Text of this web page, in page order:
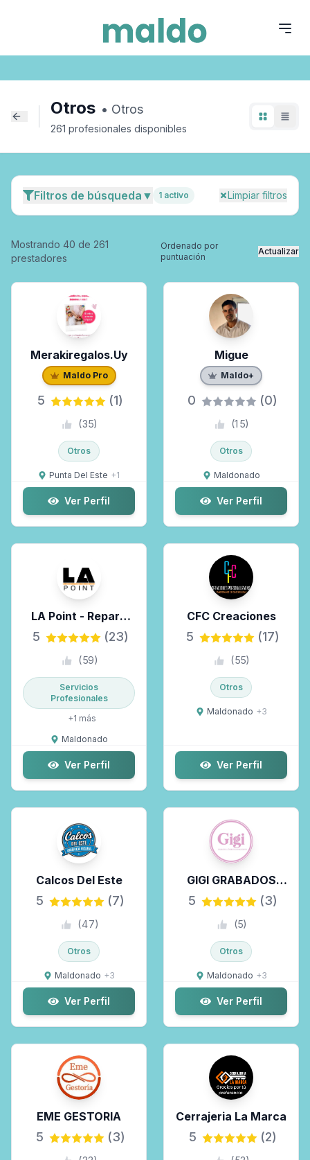
Otros • Otros
261 profesionales disponibles
Filtros de búsqueda ▼ 1 activo Limpiar filtros
Especialidad
Zonas de trabajo
Selecciona las zonas...
Solo Maldo Premium
Mostrando 40 de 261
prestadores
Ordenado por
puntuación
Actualizar
Merakiregalos.uy
Maldo Pro
5 (1)
(35)
Otros
Punta Del Este +1
Ver Perfil
Migue
Maldo+
0 (0)
(15)
Otros
Maldonado
Ver Perfil
LA Point - Repara
Tu Celu
5 (23)
(59)
Servicios
Profesionales
+1 más
Maldonado
Ver Perfil
CFC Creaciones
5 (17)
(55)
Otros
Maldonado +3
Ver Perfil
Calcos Del Este
5 (7)
(47)
Otros
Maldonado +3
Ver Perfil
GIGI GRABADOS
LASER
5 (3)
(5)
Otros
Maldonado +3
Ver Perfil
EME GESTORIA
5 (3)
Cerrajeria La Marca
5 (2)